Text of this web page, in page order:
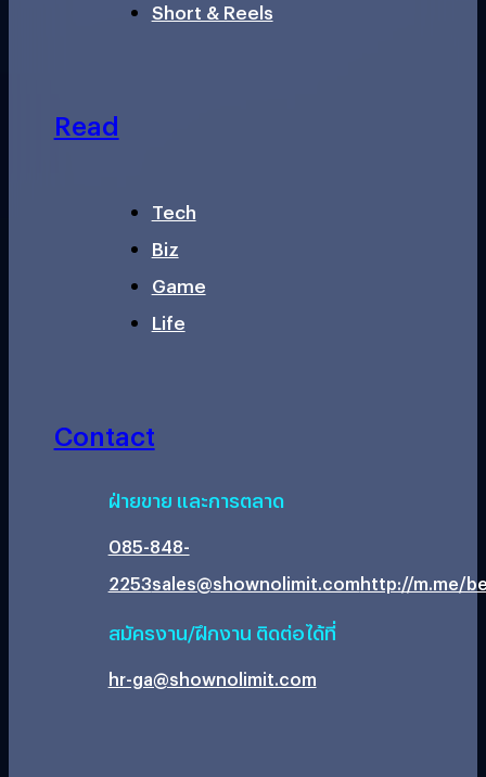
Short & Reels
Read
Tech
Biz
Game
Life
Contact
ฝ่ายขาย และการตลาด
085-848-
2253sales@shownolimit.comhttp://m.me/
สมัครงาน/ฝึกงาน ติดต่อได้ที่
hr-ga@shownolimit.com